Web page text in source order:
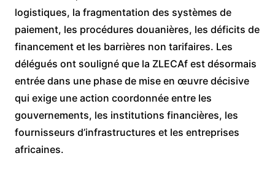
logistiques, la fragmentation des systèmes de
paiement, les procédures douanières, les déficits de
financement et les barrières non tarifaires. Les
délégués ont souligné que la ZLECAf est désormais
entrée dans une phase de mise en œuvre décisive
qui exige une action coordonnée entre les
gouvernements, les institutions financières, les
fournisseurs d’infrastructures et les entreprises
africaines.